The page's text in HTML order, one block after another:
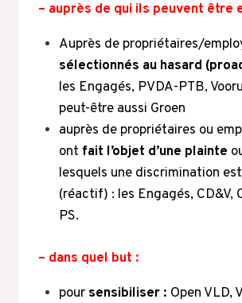
– auprès de qui ils peuvent être
Auprès de propriétaires/
sélectionnés au hasard
les Engagés, PVDA-PTB,
peut-être aussi Groen
auprès de propriétaires ou
ont fait l’objet d’une plainte
lesquels une discrimination
(réactif) : les Engagés, CD&V,
PS.
– dans quel but :
pour sensibiliser : Open VLD,